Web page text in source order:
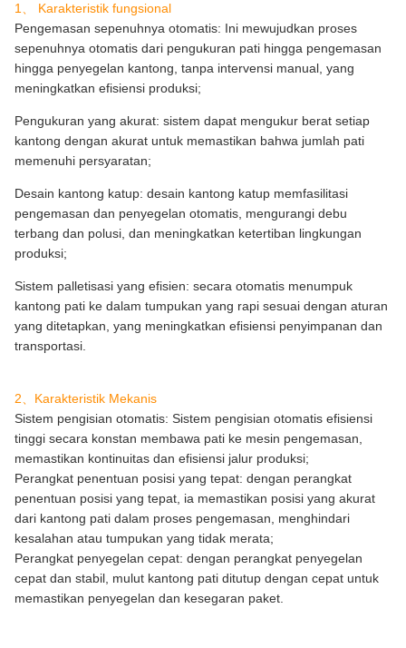
1、 Karakteristik fungsional
Pengemasan sepenuhnya otomatis: Ini mewujudkan proses
sepenuhnya otomatis dari pengukuran pati hingga pengemasan
hingga penyegelan kantong, tanpa intervensi manual, yang
meningkatkan efisiensi produksi;
Pengukuran yang akurat: sistem dapat mengukur berat setiap
kantong dengan akurat untuk memastikan bahwa jumlah pati
memenuhi persyaratan;
Desain kantong katup: desain kantong katup memfasilitasi
pengemasan dan penyegelan otomatis, mengurangi debu
terbang dan polusi, dan meningkatkan ketertiban lingkungan
produksi;
Sistem palletisasi yang efisien: secara otomatis menumpuk
kantong pati ke dalam tumpukan yang rapi sesuai dengan aturan
yang ditetapkan, yang meningkatkan efisiensi penyimpanan dan
transportasi.
2、Karakteristik Mekanis
Sistem pengisian otomatis: Sistem pengisian otomatis efisiensi
tinggi secara konstan membawa pati ke mesin pengemasan,
memastikan kontinuitas dan efisiensi jalur produksi;
Perangkat penentuan posisi yang tepat: dengan perangkat
penentuan posisi yang tepat, ia memastikan posisi yang akurat
dari kantong pati dalam proses pengemasan, menghindari
kesalahan atau tumpukan yang tidak merata;
Perangkat penyegelan cepat: dengan perangkat penyegelan
cepat dan stabil, mulut kantong pati ditutup dengan cepat untuk
memastikan penyegelan dan kesegaran paket.